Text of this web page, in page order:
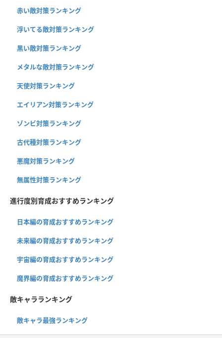
赤い敵対策ランキング
浮いてる敵対策ランキング
黒い敵対策ランキング
メタルな敵対策ランキング
天使対策ランキング
エイリアン対策ランキング
ゾンビ対策ランキング
古代種対策ランキング
悪魔対策ランキング
無属性対策ランキング
進行度別育成おすすめランキング
日本編の育成おすすめランキング
未来編の育成おすすめランキング
宇宙編の育成おすすめランキング
魔界編の育成おすすめランキング
敵キャラランキング
敵キャラ最強ランキング